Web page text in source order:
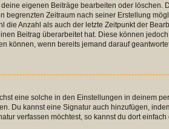
eigenen Beiträge bearbeiten oder löschen.
begrenzten Zeitraum nach seiner Erstellung
Anzahl als auch der letzte Zeitpunkt der
Beitrag überarbeitet hat. Diese können
können, wenn bereits jemand darauf
eine solche in den Einstellungen in deinem
Du kannst eine Signatur auch hinzufügen,
verfassen möchtest, so kannst du dort